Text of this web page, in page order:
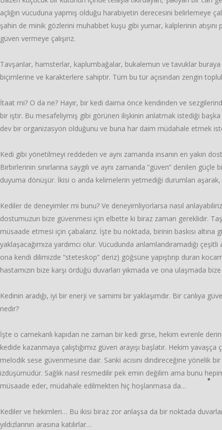
açlığın vücuduna yapmış olduğu harabiyetin derecesini belirlemeye
şahin de minik gözlerini muhabbet kuşu gibi yumar, kalplerinin
güven vermeye çalışırız.
Tavşanlar, hamsterlar, kaplumbağalar, bukalemun ve tavuklar
biçimlerine ve karakterlere sahiptir. Tüm bu tür açısından zengin
İtaat mi? O da ne? Hayır, bir kedi daima önce kendinden ve
bir iştir. Bu mesafeliymiş gibi görünen ilişkinin anlatmak istediği başka
dev bir organizasyon olduğunu ve buna har daim müdahale etmek
Kedi gibi yönetilmeyi reddeden ve aynı zamanda insanın en yakın
Birbirlerinin sınırlarına saygılı ve aynı zamanda “güven” denilen
duyuma dönüşür. İkisi o anda kelimelerin yetmediği durumları aşarak,
Kediler de deneyimler mi bunu? Ve deneyimliyorlarsa nasıl
dostumuzun bize güvenmesi için elbette ki biraz zaman gereklidir.
müsaade etmesi için çabalarız. İşte bu noktada, birinin baskısı
yaklaşacağımıza yardımcı olur. Vücudunda anlamlandıramadığı
ona kendi dilimizde “steteskop” deriz) göğsüne yapıştırıp duran
hastamızın bize karşı ördüğü duvarları yıkmada ve ona ulaşmada
Kedinin aradığı, iyi bir enerji ve samimi bir yaklaşımdır. Bir canlıya
nedir?
İşte o camekanlı kapıdan ne zaman bir kedi girse, hekim evrenle
kedide kazanmaya çalıştığımız güven arayışı başlatır. Hekim
melodik sese güvenmesine dair. Sanki acısını dindireceğine yönelik
izdüşümüdür. Sağlık nasıl resmedilir pek emin değilim ama bunu
müsaade eder, müdahale edilmekten hiç hoşlanmasa da…
Kediler ve hekimleri… Bu ikisi biraz zor anlaşsa da bir noktada duvarlar
yıldızlarının arasına katılırlar…